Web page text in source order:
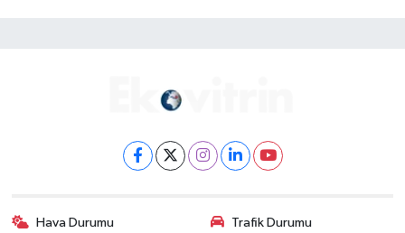
Hava Durumu Trafik Durumu